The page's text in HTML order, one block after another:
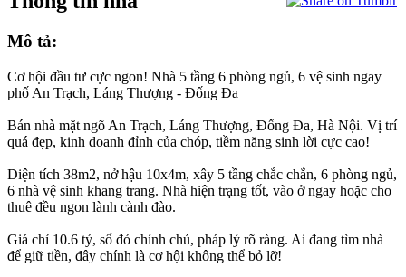
Mô tả:
Cơ hội đầu tư cực ngon! Nhà 5 tầng 6 phòng ngủ, 6 vệ sinh ngay
phố An Trạch, Láng Thượng - Đống Đa
Bán nhà mặt ngõ An Trạch, Láng Thượng, Đống Đa, Hà Nội. Vị trí
quá đẹp, kinh doanh đỉnh của chóp, tiềm năng sinh lời cực cao!
Diện tích 38m2, nở hậu 10x4m, xây 5 tầng chắc chắn, 6 phòng ngủ,
6 nhà vệ sinh khang trang. Nhà hiện trạng tốt, vào ở ngay hoặc cho
thuê đều ngon lành cành đào.
Giá chỉ 10.6 tỷ, sổ đỏ chính chủ, pháp lý rõ ràng. Ai đang tìm nhà
để giữ tiền, đây chính là cơ hội không thể bỏ lỡ!